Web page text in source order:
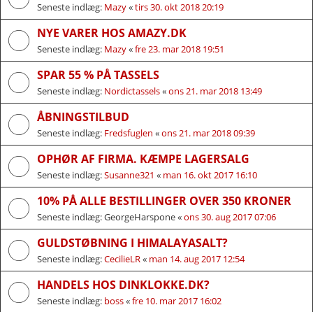
Seneste indlæg: Mazy«tirs 30. okt 2018 20:19
NYE VARER HOS AMAZY.DK
Seneste indlæg: Mazy«fre 23. mar 2018 19:51
SPAR 55 % PÅ TASSELS
Seneste indlæg: Nordictassels«ons 21. mar 2018 13:49
ÅBNINGSTILBUD
Seneste indlæg: Fredsfuglen «ons 21. mar 2018 09:39
OPHØR AF FIRMA. KÆMPE LAGERSALG
Seneste indlæg:Susanne321 « man 16. okt 2017 16:10
10% PÅ ALLE BESTILLINGER OVER 350 KRONER
Seneste indlæg:GeorgeHarspone«ons 30. aug 2017 07:06
GULDSTØBNING I HIMALAYASALT?
Seneste indlæg:CecilieLR« man 14. aug 2017 12:54
HANDELS HOS DINKLOKKE.DK?
Seneste indlæg: boss«fre 10. mar 2017 16:02